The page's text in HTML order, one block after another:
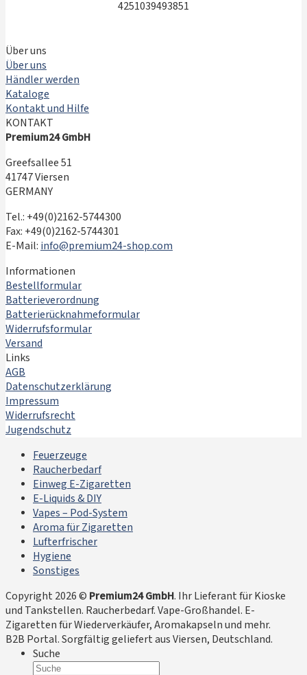
4251039493851
Über uns
Über uns
Händler werden
Kataloge
Kontakt und Hilfe
KONTAKT
Premium24 GmbH
Greefsallee 51
41747 Viersen
GERMANY
Tel.: +49(0)2162-5744300
Fax: +49(0)2162-5744301
E-Mail: info@premium24-shop.com
Informationen
Bestellformular
Batterieverordnung
Batterierücknahmeformular
Widerrufsformular
Versand
Links
AGB
Datenschutzerklärung
Impressum
Widerrufsrecht
Jugendschutz
Feuerzeuge
Raucherbedarf
Einweg E-Zigaretten
E-Liquids & DIY
Vapes – Pod-System
Aroma für Zigaretten
Lufterfrischer
Hygiene
Sonstiges
Copyright 2026 © Premium24 GmbH. Ihr Lieferant für Kioske
und Tankstellen. Raucherbedarf. Vape-Großhandel. E-
Zigaretten für Wiederverkäufer, Aromakapseln und mehr.
B2B Portal. Sorgfältig geliefert aus Viersen, Deutschland.
Suche